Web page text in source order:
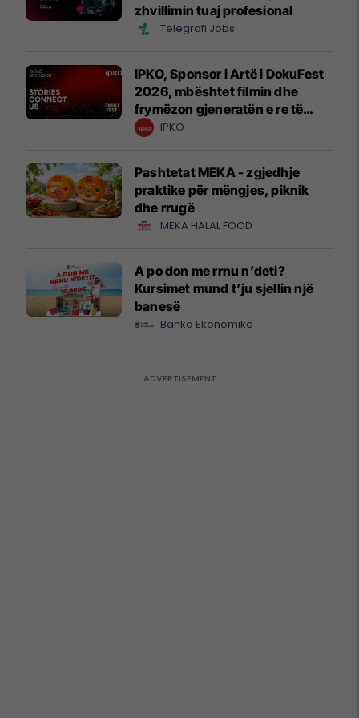
zhvillimin tuaj profesional
Telegrafi Jobs
IPKO, Sponsor i Artë i DokuFest
2026, mbështet filmin dhe
frymëzon gjeneratën e re të
krijuesve
IPKO
Pashtetat MEKA - zgjedhje
praktike për mëngjes, piknik
dhe rrugë
MEKA HALAL FOOD
A po don me rrnu n’deti?
Kursimet mund t’ju sjellin një
banesë
Banka Ekonomike